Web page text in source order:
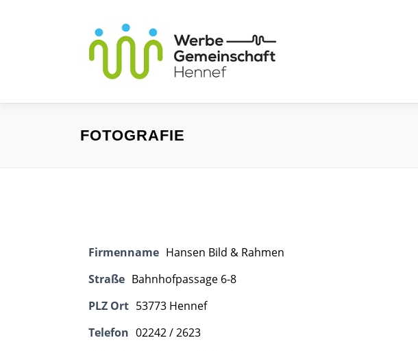
FOTOGRAFIE
Firmenname Hansen Bild & Rahmen
Straße Bahnhofpassage 6-8
PLZ Ort 53773 Hennef
Telefon 02242 / 2623